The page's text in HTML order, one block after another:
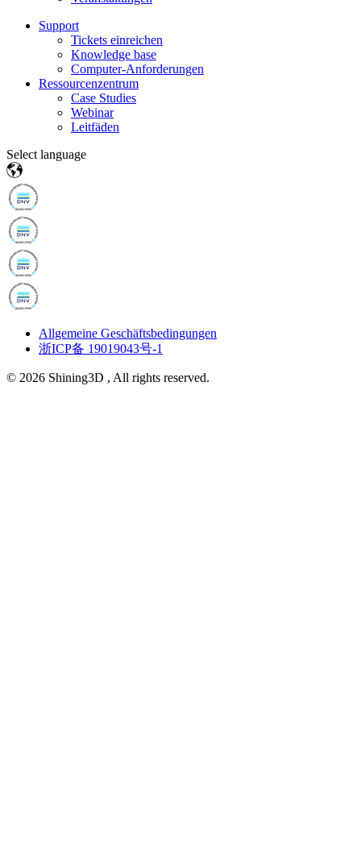
Support
Tickets einreichen
Knowledge base
Computer-Anforderungen
Ressourcenzentrum
Case Studies
Webinar
Leitfäden
Select language
Allgemeine Geschäftsbedingungen
浙ICP备 19019043号-1
© 2026 Shining3D , All rights reserved.